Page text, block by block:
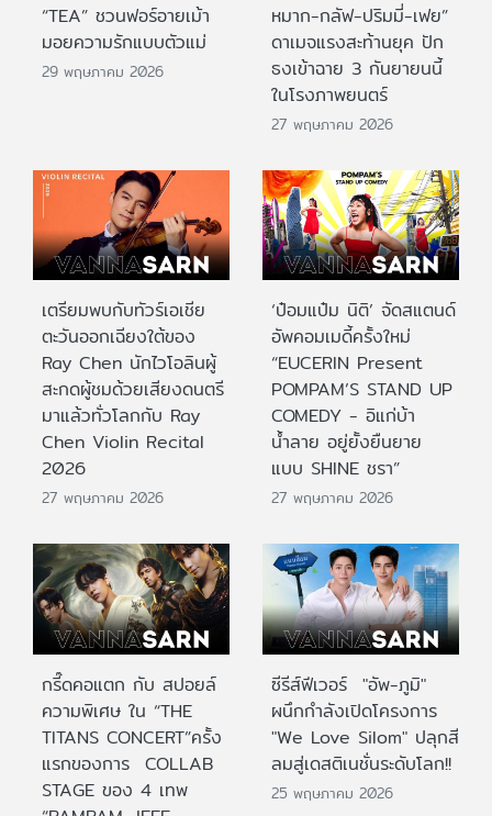
“TEA” ชวนฟอร์อายเม้า
มอยความรักแบบตัวแม่
29 พฤษภาคม 2026
หมาก-กลัฟ-ปริมมี่-เฟย”
ดาเมจแรงสะท้านยุค ปัก
ธงเข้าฉาย 3 กันยายนนี้
ในโรงภาพยนตร์
27 พฤษภาคม 2026
เตรียมพบกับทัวร์เอเชีย
ตะวันออกเฉียงใต้ของ
Ray Chen นักไวโอลินผู้
สะกดผู้ชมด้วยเสียงดนตรี
มาแล้วทั่วโลกกับ Ray
Chen Violin Recital
2026
27 พฤษภาคม 2026
‘ป๋อมแป๋ม นิติ’ จัดสแตนด์
อัพคอมเมดี้ครั้งใหม่
“EUCERIN Present
POMPAM’S STAND UP
COMEDY - อิแก่บ้า
น้ำลาย อยู่ยั้งยืนยาย
แบบ SHINE ชรา”
27 พฤษภาคม 2026
กรี๊ดคอแตก กับ สปอยล์
ความพิเศษ ใน “THE
TITANS CONCERT”ครั้ง
แรกของการ COLLAB
STAGE ของ 4 เทพ
ซีรีส์ฟีเวอร์ "อัพ-ภูมิ"
ผนึกกำลังเปิดโครงการ
"We Love Silom" ปลุกสี
ลมสู่เดสติเนชั่นระดับโลก!!
25 พฤษภาคม 2026